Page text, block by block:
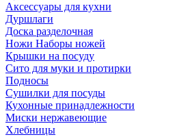
Аксессуары для кухни
Дуршлаги
Доска разделочная
Ножи Наборы ножей
Крышки на посуду
Сито для муки и протирки
Подносы
Сушилки для посуды
Кухонные принадлежности
Миски нержавеющие
Хлебницы